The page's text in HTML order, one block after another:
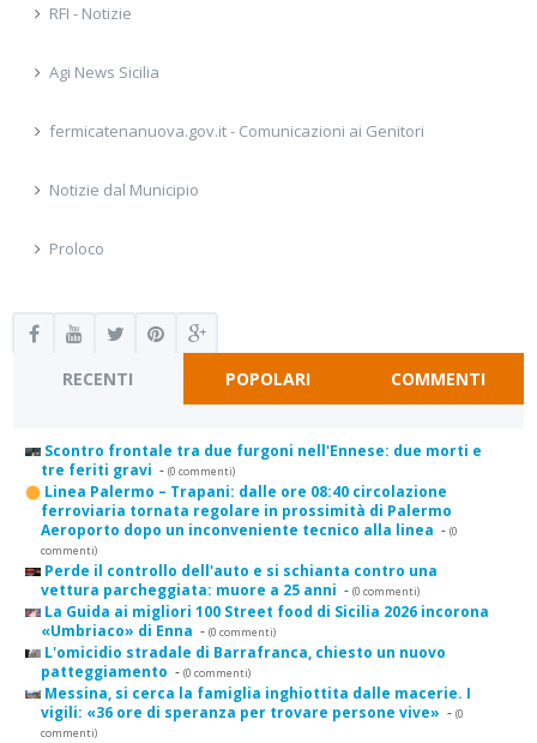
RFI - Notizie
Agi News Sicilia
fermicatenanuova.gov.it - Comunicazioni ai Genitori
Notizie dal Municipio
Proloco
RECENTI POPOLARI COMMENTI
Scontro frontale tra due furgoni nell'Ennese: due morti e
tre feriti gravi - (0 commenti)
Linea Palermo – Trapani: dalle ore 08:40 circolazione
ferroviaria tornata regolare in prossimità di Palermo
Aeroporto dopo un inconveniente tecnico alla linea - (0
commenti)
Perde il controllo dell'auto e si schianta contro una
vettura parcheggiata: muore a 25 anni - (0 commenti)
La Guida ai migliori 100 Street food di Sicilia 2026 incorona
«Umbriaco» di Enna - (0 commenti)
L'omicidio stradale di Barrafranca, chiesto un nuovo
patteggiamento - (0 commenti)
Messina, si cerca la famiglia inghiottita dalle macerie. I
vigili: «36 ore di speranza per trovare persone vive» - (0
commenti)